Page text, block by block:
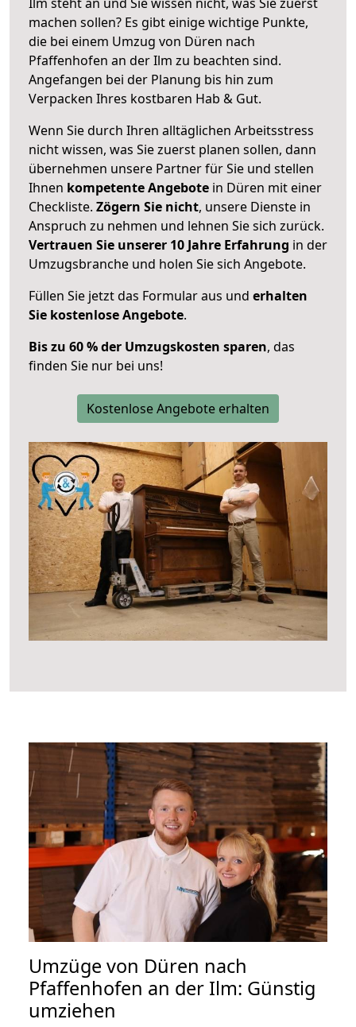
machen sollen? Es gibt einige wichtige Punkte,
die bei einem Umzug von Düren nach
Pfaffenhofen an der Ilm zu beachten sind.
Angefangen bei der Planung bis hin zum
Verpacken Ihres kostbaren Hab & Gut.
Wenn Sie durch Ihren alltäglichen Arbeitsstress
nicht wissen, was Sie zuerst planen sollen, dann
übernehmen unsere Partner für Sie und stellen
Ihnen kompetente Angebote in Düren mit einer
Checkliste. Zögern Sie nicht, unsere Dienste in
Anspruch zu nehmen und lehnen Sie sich zurück.
Vertrauen Sie unserer 10 Jahre Erfahrung in der
Umzugsbranche und holen Sie sich Angebote.
Füllen Sie jetzt das Formular aus und erhalten
Sie kostenlose Angebote.
Bis zu 60 % der Umzugskosten sparen, das
finden Sie nur bei uns!
Kostenlose Angebote erhalten
Umzüge von Düren nach
Pfaffenhofen an der Ilm: Günstig
umziehen